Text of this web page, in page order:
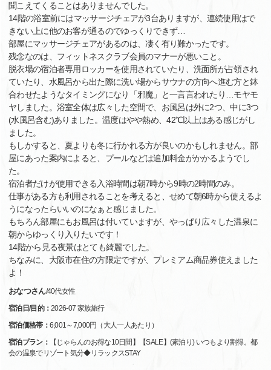
聞こえてくることはありませんでした。
14階の浴室前にはマッサージチェアが3台ありますが、連続使用はで
きない上に他のお客が通るのでゆっくりできず…
部屋にマッサージチェアがあるのは、凄く有り難かったです。
残念なのは、フィットネスクラブ会員のマナーが悪いこと。
脱衣場の宿泊者専用ロッカーを使用されていたり、洗面所が占領され
ていたり、水風呂から出た際に洗い場からサウナの方向へ進む方と鉢
合わせたようなタイミングになり「邪魔」と一言言われたり…モヤモ
ヤしました。浴室全体は広々した空間で、お風呂は外に2つ、中に3つ
(水風呂含む)ありました。温度はやや熱め、42℃以上はある感じがし
ました。
もしかすると、夏よりも冬に行かれる方が良いのかもしれません。部
屋にあった案内によると、プールなどは追加料金がかかるようでし
た。
宿泊者だけが使用できる入浴時間は朝7時から9時の2時間のみ。
仕事がある方も利用されることを考えると、せめて朝6時から使えるよ
うになったらいいのになぁと感じました。
もちろん部屋にもお風呂は付いていますが、やっぱり広々した温泉に
朝からゆっくり入りたいです！
14階から見る夜景はとても綺麗でした。
ちなみに、大阪市在住の方限定ですが、プレミアム商品券使えました
よ！
おなつさん/40代女性
宿泊日/目的：2026-07 家族旅行
宿泊価格帯： 6,001～7,000円（大人一人あたり）
宿泊プラン：
【じゃらんのお得な10日間】【SALE】(素泊り) いつもより割得。都
会の温泉でリゾート気分◆リラックスSTAY